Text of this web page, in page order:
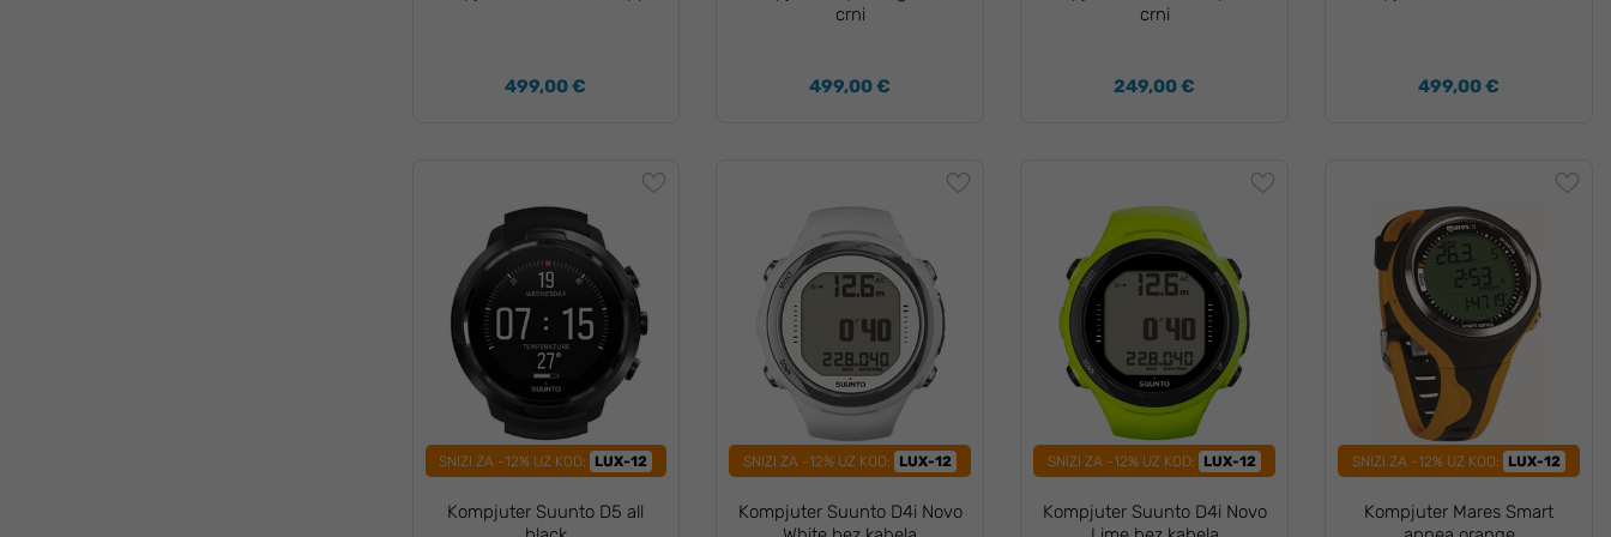
499,00 €
crni
499,00 €
crni
249,00 € 499,00 €
SNIZI ZA -12% UZ KOD: LUX-12
Kompjuter Suunto D5 all
SNIZI ZA -12% UZ KOD: LUX-12
Kompjuter Suunto D4i Novo
SNIZI ZA -12% UZ KOD: LUX-12
Kompjuter Suunto D4i Novo
SNIZI ZA -12% UZ KOD: LUX-12
Kompjuter Mares Smart